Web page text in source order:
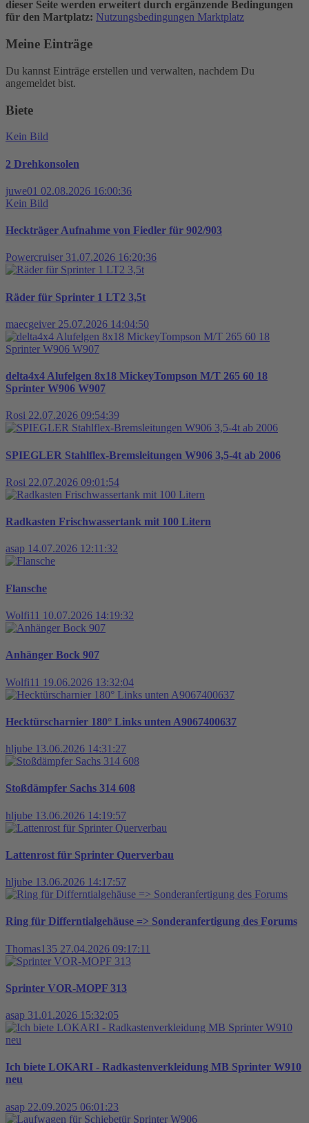
dieser Seite werden erweitert durch ergänzende Bedingungen
für den Martplatz: Nutzungsbedingungen Marktplatz
Meine Einträge
Du kannst Einträge erstellen und verwalten, nachdem Du
angemeldet bist.
Biete
Kein Bild
2 Drehkonsolen
juwe01 02.08.2026 16:00:36
Kein Bild
Heckträger Aufnahme von Fiedler für 902/903
Powercruiser 31.07.2026 16:20:36
Räder für Sprinter 1 LT2 3,5t
maecgeiver 25.07.2026 14:04:50
delta4x4 Alufelgen 8x18 MickeyTompson M/T 265 60 18
Sprinter W906 W907
Rosi 22.07.2026 09:54:39
SPIEGLER Stahlflex-Bremsleitungen W906 3,5-4t ab 2006
Rosi 22.07.2026 09:01:54
Radkasten Frischwassertank mit 100 Litern
asap 14.07.2026 12:11:32
Flansche
Wolfi11 10.07.2026 14:19:32
Anhänger Bock 907
Wolfi11 19.06.2026 13:32:04
Hecktürscharnier 180° Links unten A9067400637
hljube 13.06.2026 14:31:27
Stoßdämpfer Sachs 314 608
hljube 13.06.2026 14:19:57
Lattenrost für Sprinter Querverbau
hljube 13.06.2026 14:17:57
Ring für Differntialgehäuse => Sonderanfertigung des Forums
Thomas135 27.04.2026 09:17:11
Sprinter VOR-MOPF 313
asap 31.01.2026 15:32:05
Ich biete LOKARI - Radkastenverkleidung MB Sprinter W910
neu
asap 22.09.2025 06:01:23